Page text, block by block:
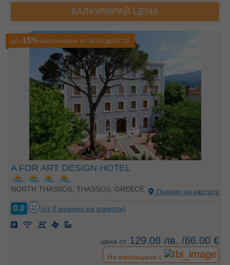
КАЛКУЛИРАЙ ЦЕНА
до -15% настаняване от 28.04 до 07.10
A FOR ART DESIGN HOTEL
NORTH THASSOS, THASSOS, GREECE Покажи на картата
0.0 (от 0 мнения на клиенти)
цена от 129.08 лв. /66.00 €
На изплащане с